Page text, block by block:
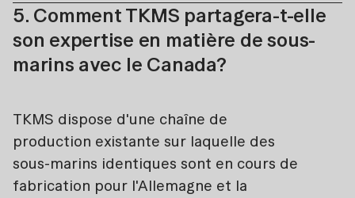
5. Comment TKMS partagera-t-elle
son expertise en matière de sous-
marins avec le Canada?
TKMS dispose d'une chaîne de
production existante sur laquelle des
sous-marins identiques sont en cours de
fabrication pour l'Allemagne et la